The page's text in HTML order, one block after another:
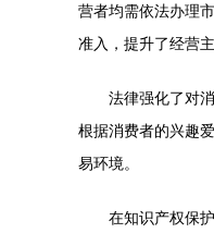
营者均需依法办理
准入，提升了经营
法律强化了对
根据消费者的兴趣
易环境。
在知识产权保